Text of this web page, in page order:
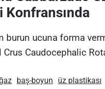
Konfransında
burun ucuna forma
Crus Caudocephalic
baş-boyun üz plastikası